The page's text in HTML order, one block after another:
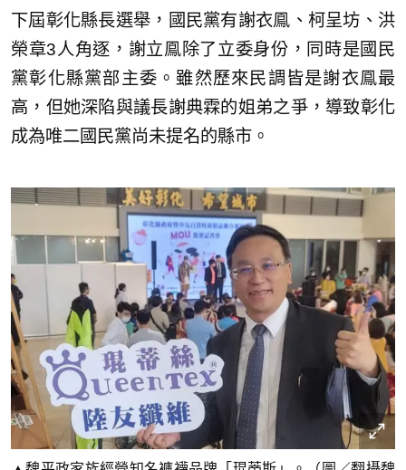
下屆彰化縣長選舉，國民黨有謝衣鳯、柯呈坊、洪
榮章3人角逐，謝立鳯除了立委身份，同時是國民
黨彰化縣黨部主委。雖然歷來民調皆是謝衣鳯最
高，但她深陷與議長謝典霖的姐弟之爭，導致彰化
成為唯二國民黨尚未提名的縣市。